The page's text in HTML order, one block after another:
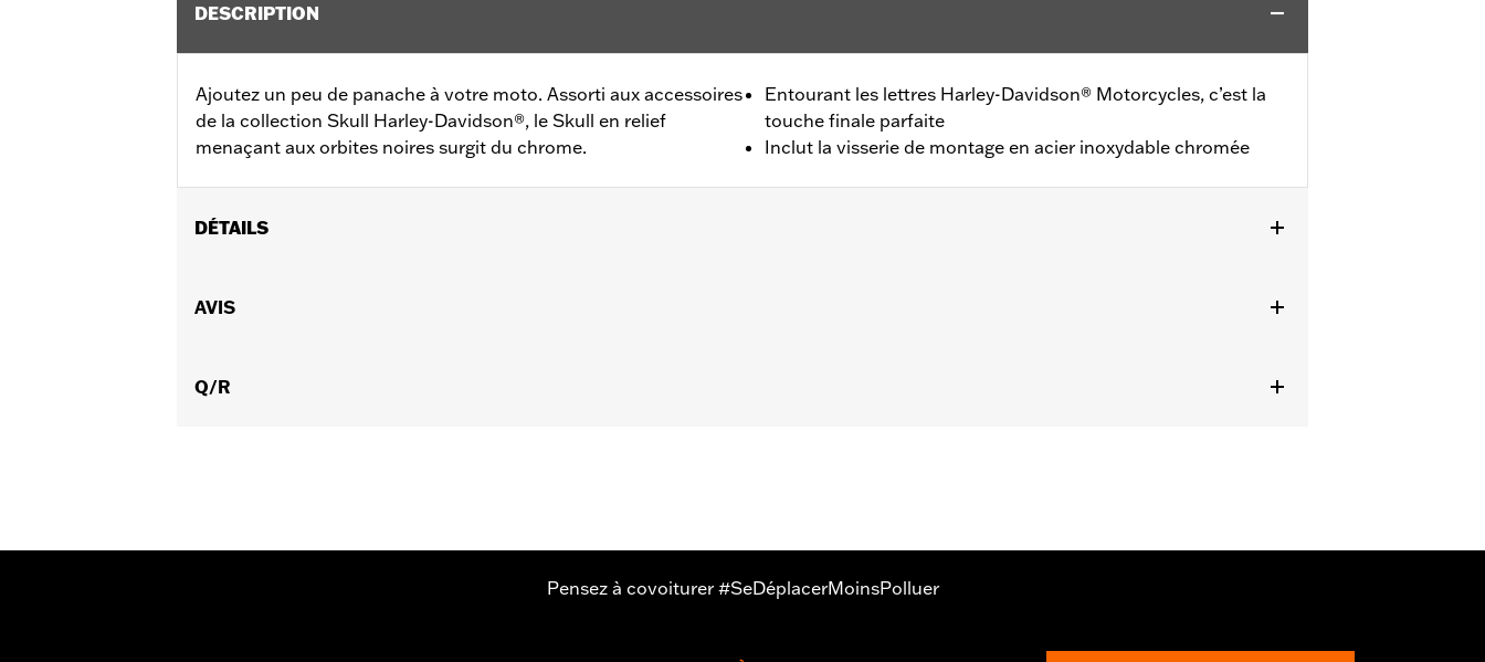
DESCRIPTION
Ajoutez un peu de panache à votre moto. Assorti aux accessoires
de la collection Skull Harley-Davidson®, le Skull en relief
menaçant aux orbites noires surgit du chrome.
Entourant les lettres Harley-Davidson® Motorcycles, c’est la
touche finale parfaite
Inclut la visserie de montage en acier inoxydable chromée
DÉTAILS
1999 à 2018 et les modèles Touring et Trike de 1999 à 2015 (sauf FLHTCUL, FLHTKL, les modèles Touring ou Trike de 2007 à 2015 avec
Collection:
AVIS
Q/R
Pensez à covoiturer #SeDéplacerMoinsPolluer